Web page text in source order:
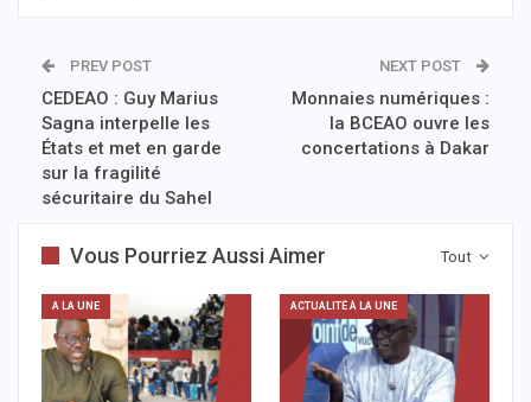
PREV POST
CEDEAO : Guy Marius
Sagna interpelle les
États et met en garde
sur la fragilité
sécuritaire du Sahel
NEXT POST
Monnaies numériques :
la BCEAO ouvre les
concertations à Dakar
Tout
Vous Pourriez Aussi Aimer
A LA UNE ACTUALITÉ À LA UNE